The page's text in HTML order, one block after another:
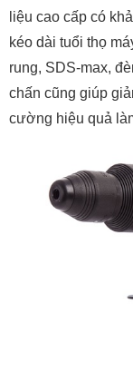
liệu cao cấp có
kéo dài tuổi thọ
rung, SDS-max,
chấn cũng giúp
cường hiệu quả